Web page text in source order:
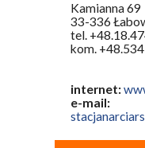
Kamianna 69
33-336
tel.
kom.
internet:
e-mail: